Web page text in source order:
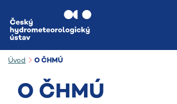
Úvod O ČHMÚ
O ČHMÚ